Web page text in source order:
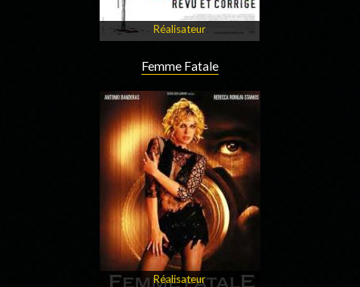
Réalisateur
Femme Fatale
Réalisateur